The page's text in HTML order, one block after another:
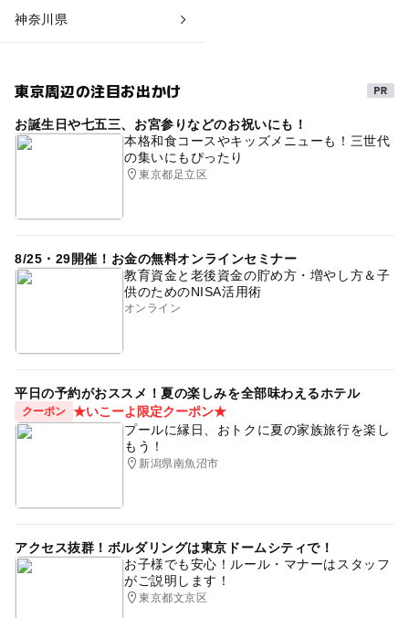
神奈川県
東京周辺の注目お出かけ
お誕生日や七五三、お宮参りなどのお祝いにも！
本格和食コースやキッズメニューも！三世代
の集いにもぴったり
東京都足立区
8/25・29開催！お金の無料オンラインセミナー
教育資金と老後資金の貯め方・増やし方＆子
供のためのNISA活用術
オンライン
平日の予約がおススメ！夏の楽しみを全部味わえるホテル
クーポン ★いこーよ限定クーポン★
プールに縁日、おトクに夏の家族旅行を楽し
もう！
新潟県南魚沼市
アクセス抜群！ボルダリングは東京ドームシティで！
お子様でも安心！ルール・マナーはスタッフ
がご説明します！
東京都文京区